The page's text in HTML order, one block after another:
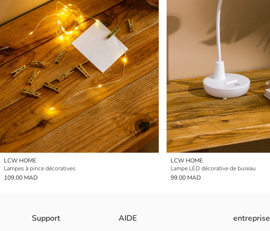
LCW HOME
Lampes à pince décoratives
109.00 MAD
LCW HOME
Lampe LED décorative de bureau
99.00 MAD
Support AIDE entreprise